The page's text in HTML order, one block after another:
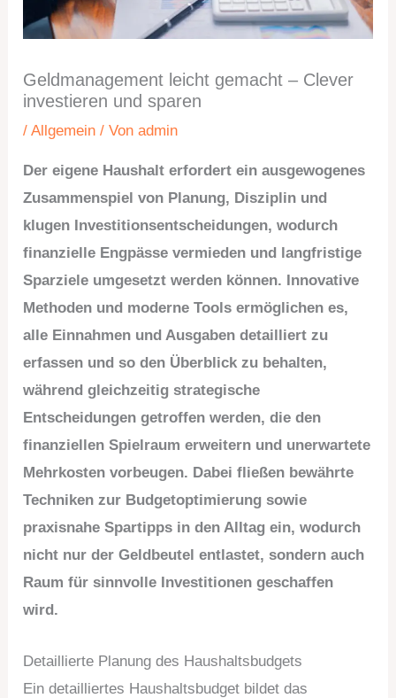
Geldmanagement leicht gemacht – Clever
investieren und sparen
/Allgemein / Vonadmin
Der eigene Haushalt erfordert ein ausgewogenes
Zusammenspiel von Planung, Disziplin und
klugen Investitionsentscheidungen, wodurch
finanzielle Engpässe vermieden und langfristige
Sparziele umgesetzt werden können. Innovative
Methoden und moderne Tools ermöglichen es,
alle Einnahmen und Ausgaben detailliert zu
erfassen und so den Überblick zu behalten,
während gleichzeitig strategische
Entscheidungen getroffen werden, die den
finanziellen Spielraum erweitern und unerwartete
Mehrkosten vorbeugen. Dabei fließen bewährte
Techniken zur Budgetoptimierung sowie
praxisnahe Spartipps in den Alltag ein, wodurch
nicht nur der Geldbeutel entlastet, sondern auch
Raum für sinnvolle Investitionen geschaffen
wird.
Detaillierte Planung des Haushaltsbudgets
Ein detailliertes Haushaltsbudget bildet das